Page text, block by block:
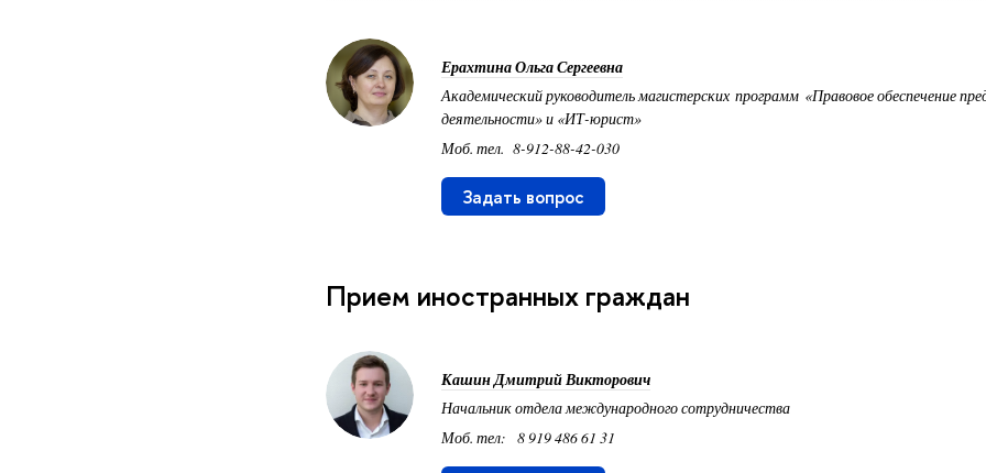
Ерахтина Ольга Сергеевна
Академический руководитель магистерских программ «Правовое обеспечение
деятельности» и «ИТ-юрист»
Моб. тел. 8-912-88-42-030
Задать вопрос
Прием иностранных граждан
Кашин Дмитрий Викторович
Начальник отдела международного сотрудничества
Моб. тел: 8 919 486 61 31